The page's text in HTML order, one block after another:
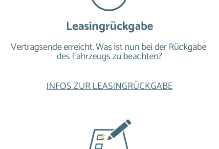
Leasingrückgabe
Vertragsende erreicht. Was ist nun bei der Rückgabe
des Fahrzeugs zu beachten?
INFOS ZUR LEASINGRÜCKGABE